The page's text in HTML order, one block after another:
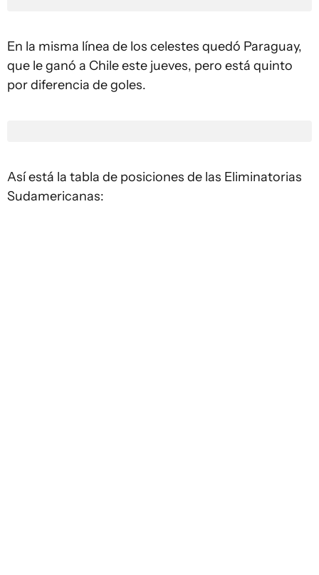
En la misma línea de los celestes quedó Paraguay,
que le ganó a Chile este jueves, pero está quinto
por diferencia de goles.
Así está la tabla de posiciones de las Eliminatorias
Sudamericanas: